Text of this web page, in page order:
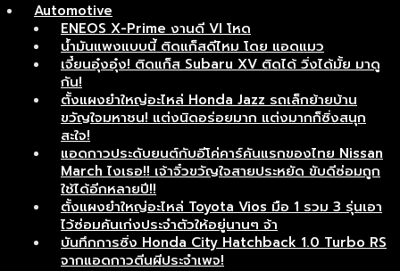
Automotive
ENEOS X-Prime งานดี VI โหด
น้ำมันแพงแบบนี้ ติดแก็สดีไหม โดย แอดแมว
เจี๋ยนอุ๋งอุ๋ง! ติดแก็ส Subaru XV ติดได้ วิ่งได้มั้ย มาดู
กัน!
ตั้งแผงยำใหญ่อะไหล่ Honda Jazz รถเล็กย้ายบ้าน
ขวัญใจมหาชน! แต่งนิดอร่อยมาก แต่งมากก็ซิ่งสนุก
สะใจ!
แอดกาวประดับยนต์กับอีโค่คาร์คันแรกของไทย Nissan
March ไงเธอ!! เจ้าจิ๋วขวัญใจสายประหยัด ขับดีซ่อมถูก
ใช้ได้อีกหลายปี!!
ตั้งแผงยำใหญ่อะไหล่ Toyota Vios มือ 1 รวม 3 รุ่นเอา
ไว้ซ่อมคันเก่งประจำตัวให้อยู่นานๆ จ้า
บันทึกการซิ่ง Honda City Hatchback 1.0 Turbo RS
จากแอดกาวตีนผีประจำเพจ!